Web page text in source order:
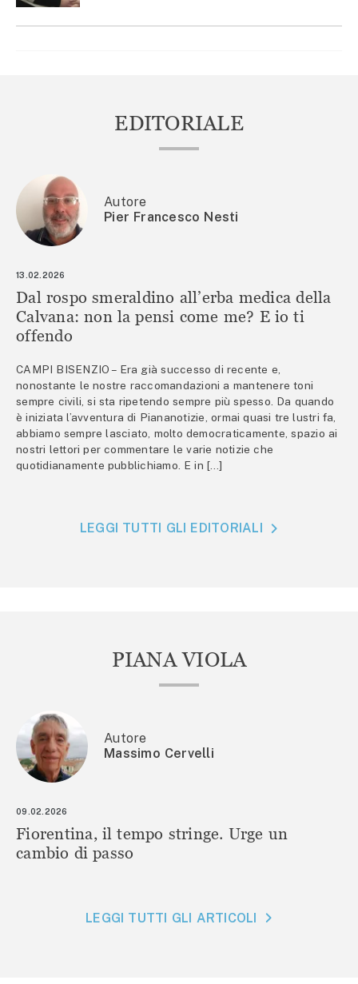
EDITORIALE
Autore
Pier Francesco Nesti
13.02.2026
Dal rospo smeraldino all’erba medica della
Calvana: non la pensi come me? E io ti
offendo
CAMPI BISENZIO – Era già successo di recente e,
nonostante le nostre raccomandazioni a mantenere toni
sempre civili, si sta ripetendo sempre più spesso. Da quando
è iniziata l’avventura di Piananotizie, ormai quasi tre lustri fa,
abbiamo sempre lasciato, molto democraticamente, spazio ai
nostri lettori per commentare le varie notizie che
quotidianamente pubblichiamo. E in […]
LEGGI TUTTI GLI EDITORIALI
PIANA VIOLA
Autore
Massimo Cervelli
09.02.2026
Fiorentina, il tempo stringe. Urge un
cambio di passo
LEGGI TUTTI GLI ARTICOLI